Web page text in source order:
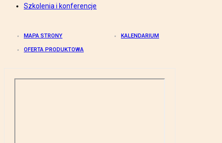
Szkolenia i konferencje
MAPA STRONY KALENDARIUM
OFERTA PRODUKTOWA